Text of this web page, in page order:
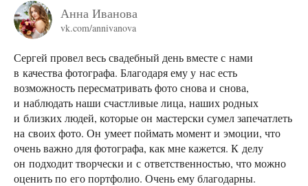
Анна Иванова
vk.com/annivanova
Сергей провел весь свадебный день вместе с нами
в качества фотографа. Благодаря ему у нас есть
возможность пересматривать фото снова и снова,
и наблюдать наши счастливые лица, наших родных
и близких людей, которые он мастерски сумел запечатлеть
на своих фото. Он умеет поймать момент и эмоции, что
очень важно для фотографа, как мне кажется. К делу
он подходит творчески и с ответственностью, что можно
оценить по его портфолио. Очень ему благодарны.